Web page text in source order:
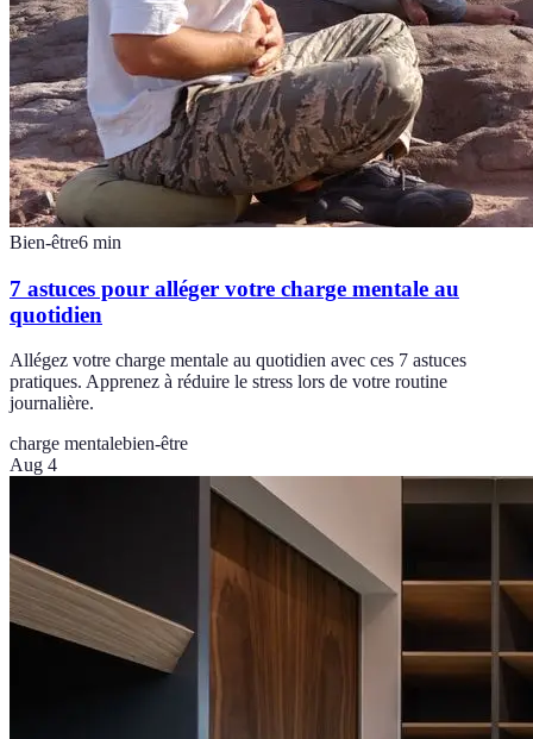
Bien-être6 min
7 astuces pour alléger votre charge mentale au
quotidien
Allégez votre charge mentale au quotidien avec ces 7 astuces
pratiques. Apprenez à réduire le stress lors de votre routine
journalière.
charge mentalebien-être
Aug 4